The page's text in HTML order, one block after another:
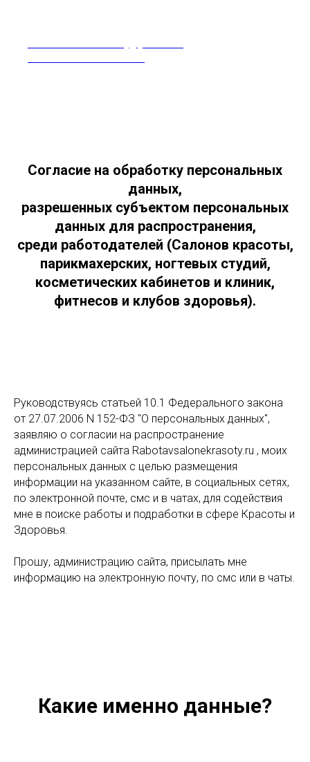
Согласие на обработку персональных
данных,
разрешенных субъектом персональных
данных для распространения,
среди работодателей (Салонов красоты,
парикмахерских, ногтевых студий,
косметических кабинетов и клиник,
фитнесов и клубов здоровья).
Руководствуясь статьей 10.1 Федерального закона
от 27.07.2006 N 152-ФЗ "О персональных данных",
заявляю о согласии на распространение
администрацией сайта Rabotavsalonekrasoty.ru , моих
персональных данных с целью размещения
информации на указанном сайте, в социальных сетях,
по электронной почте, смс и в чатах, для содействия
мне в поиске работы и подработки в сфере Красоты и
Здоровья.
Прошу, администрацию сайта, присылать мне
информацию на электронную почту, по смс или в чаты.
Какие именно данные?